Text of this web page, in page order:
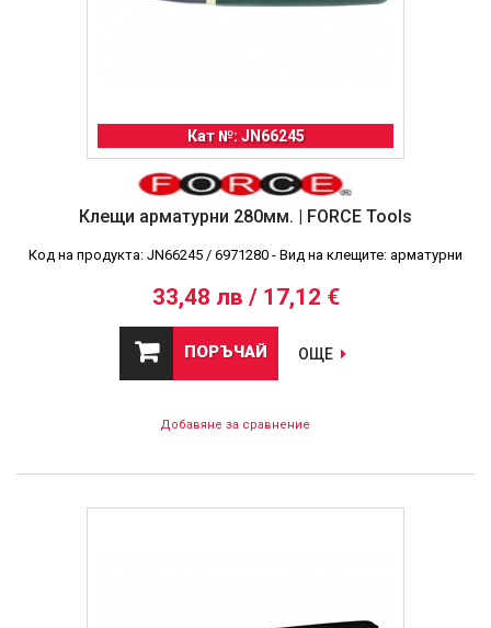
Кат №: JN66245
Клещи арматурни 280мм. | FORCE Tools
Код на продукта: JN66245 / 6971280 - Вид на клещите: арматурни
33,48 лв / 17,12 €
ПОРЪЧАЙ ОЩЕ
Добавяне за сравнение